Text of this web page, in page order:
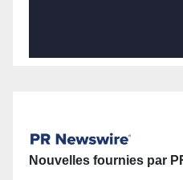
Nouvelles fournies par